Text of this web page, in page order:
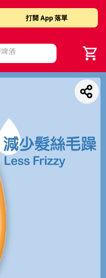
打開 App 落單